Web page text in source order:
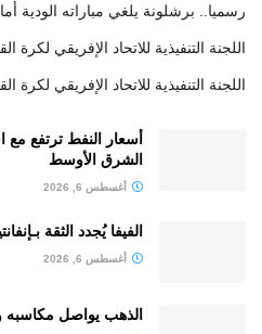
رسميا.. برشلونة يلغي مباراته الودية
اللجنة التنفيذية للاتحاد الإفريقي لكرة
اللجنة التنفيذية للاتحاد الإفريقي لكرة
أسعار النفط ترتفع
الشرق الأوسط
أغسطس 6, 2026
الفيفا يُجدد الثقة
أغسطس 6, 2026
الذهب يواصل مكاسبه